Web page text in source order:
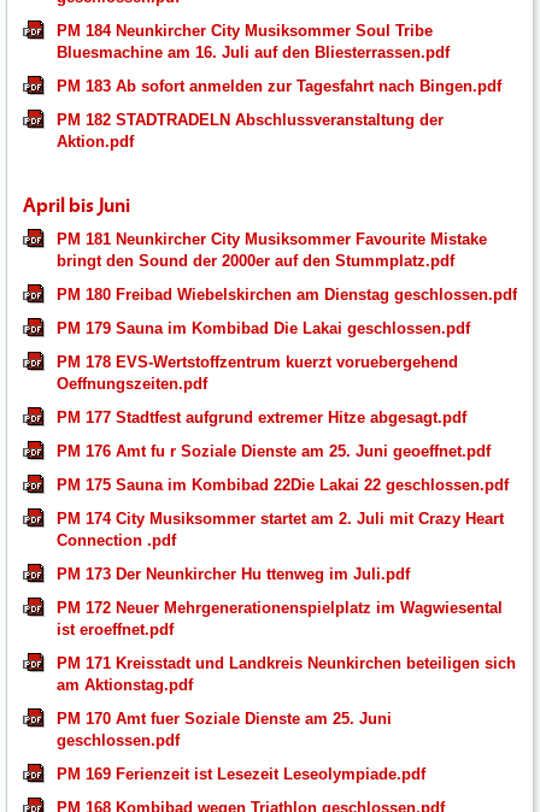
PM 184 Neunkircher City Musiksommer Soul Tribe
Bluesmachine am 16. Juli auf den Bliesterrassen.pdf
PM 183 Ab sofort anmelden zur Tagesfahrt nach Bingen.pdf
PM 182 STADTRADELN Abschlussveranstaltung der
Aktion.pdf
April bis Juni
PM 181 Neunkircher City Musiksommer Favourite Mistake
bringt den Sound der 2000er auf den Stummplatz.pdf
PM 180 Freibad Wiebelskirchen am Dienstag geschlossen.pdf
PM 179 Sauna im Kombibad Die Lakai geschlossen.pdf
PM 178 EVS-Wertstoffzentrum kuerzt voruebergehend
Oeffnungszeiten.pdf
PM 177 Stadtfest aufgrund extremer Hitze abgesagt.pdf
PM 176 Amt fu r Soziale Dienste am 25. Juni geoeffnet.pdf
PM 175 Sauna im Kombibad 22Die Lakai 22 geschlossen.pdf
PM 174 City Musiksommer startet am 2. Juli mit Crazy Heart
Connection .pdf
PM 173 Der Neunkircher Hu ttenweg im Juli.pdf
PM 172 Neuer Mehrgenerationenspielplatz im Wagwiesental
ist eroeffnet.pdf
PM 171 Kreisstadt und Landkreis Neunkirchen beteiligen sich
am Aktionstag.pdf
PM 170 Amt fuer Soziale Dienste am 25. Juni
geschlossen.pdf
PM 169 Ferienzeit ist Lesezeit Leseolympiade.pdf
PM 168 Kombibad wegen Triathlon geschlossen.pdf